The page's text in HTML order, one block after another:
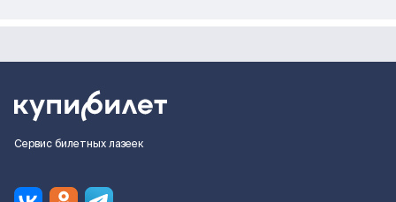
Сервис билетных лазеек